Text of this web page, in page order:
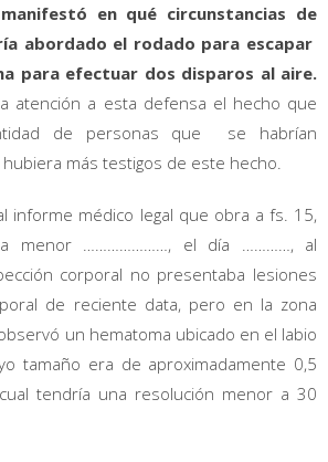
en qué circunstancias de
abordado el rodado para escapar
para efectuar dos disparos al aire.
atención a esta defensa el hecho que
de personas que se habrían
más testigos de este hecho.
informe médico legal que obra a fs. 15,
menor …………………, el día …………, al
corporal no presentaba lesiones
de reciente data, pero en la zona
un hematoma ubicado en el labio
tamaño era de aproximadamente 0,5
tendría una resolución menor a 30